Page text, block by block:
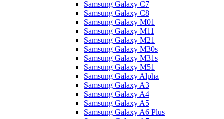
Samsung Galaxy C7
Samsung Galaxy C8
Samsung Galaxy M01
Samsung Galaxy M11
Samsung Galaxy M21
Samsung Galaxy M30s
Samsung Galaxy M31s
Samsung Galaxy M51
Samsung Galaxy Alpha
Samsung Galaxy A3
Samsung Galaxy A4
Samsung Galaxy A5
Samsung Galaxy A6 Plus